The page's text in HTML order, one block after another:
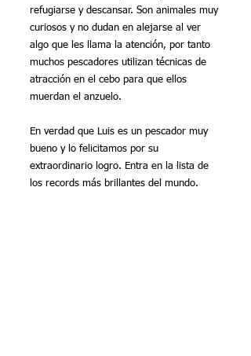
refugiarse y descansar. Son animales muy
curiosos y no dudan en alejarse al ver
algo que les llama la atención, por tanto
muchos pescadores utilizan técnicas de
atracción en el cebo para que ellos
muerdan el anzuelo.
En verdad que Luis es un pescador muy
bueno y lo felicitamos por su
extraordinario logro. Entra en la lista de
los records más brillantes del mundo.